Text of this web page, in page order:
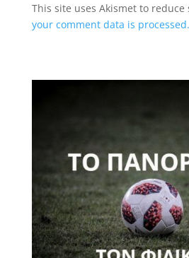
This site uses Akismet to reduce
your comment data is processed.